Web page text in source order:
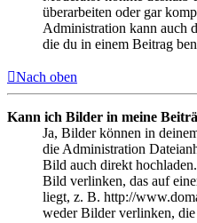
überarbeiten oder gar
Administration kann auch
die du in einem Beitrag
Nach oben
Kann ich Bilder in meine
Ja, Bilder können in
die Administration
Bild auch direkt
Bild verlinken, das auf
liegt, z. B. http://
weder Bilder verlinken,